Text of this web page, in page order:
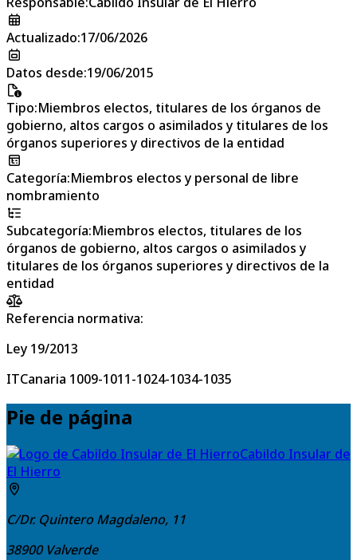
Actualizado:17/06/2026
Datos desde:19/06/2015
Tipo:Miembros electos, titulares de los órganos de
gobierno, altos cargos o asimilados y titulares de los
órganos superiores y directivos de la entidad
Categoría:Miembros electos y personal de libre
nombramiento
Subcategoría:Miembros electos, titulares de los
órganos de gobierno, altos cargos o asimilados y
titulares de los órganos superiores y directivos de la
entidad
Referencia normativa:
Ley 19/2013
ITCanaria 1009-1011-1024-1034-1035
Pie de página
Cabildo Insular de
El Hierro
C/Dr. Quintero Magdaleno, 11
38900 Valverde